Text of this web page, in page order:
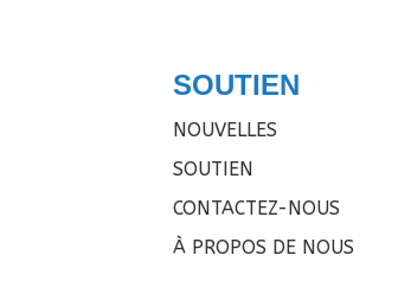
SOUTIEN
NOUVELLES
SOUTIEN
CONTACTEZ-NOUS
À PROPOS DE NOUS